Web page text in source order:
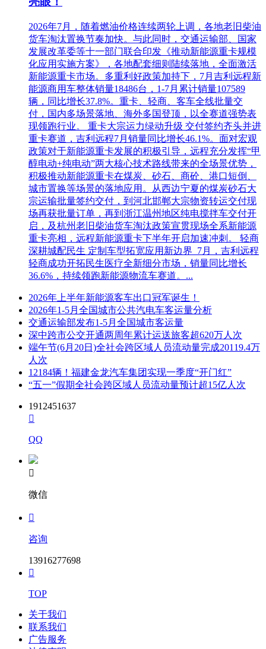
名称：
eps.shmetro.com及中国招标投标公共服务平台
www.cebpubservice.com上发布。
2026年7月，随着燃油价格连续两轮上调，各地老旧柴油
货车淘汰置换节奏加快。与此同时，交通运输部、国家
发展改革委等十一部门联合印发《推动新能源重卡规模
化应用实施方案》，各地配套细则陆续落地，全面激活
新能源重卡市场。多重利好政策加持下，7月吉利远程新
能源商用车整体销量18486台，1-7月累计销量107589
辆，同比增长37.8%。重卡、轻商、客车全线批量交
付，国内多场景落地、海外多国登顶，以全赛道强势表
现领跑行业。 重卡大宗运力绿动升级 交付签约齐头并进
重卡赛道，吉利远程7月销量同比增长46.1%。面对宏观
政策对于新能源重卡发展的积极引导，远程充分发挥“甲
醇电动+纯电动”两大核心技术路线带来的全场景优势，
积极推动新能源重卡在煤炭、砂石、商砼、港口短倒、
城市置换等场景的落地应用。从西边宁夏的煤炭砂石大
宗运输批量签约交付，到河北邯郸大宗物资转运交付现
场再获批量订单，再到浙江温州地区纯电搅拌车交付开
启，及杭州老旧柴油货车淘汰政策宣贯现场全系新能源
重卡亮相，远程新能源重卡下半年开启加速冲刺。 轻商
深耕城配民生 定制车型拓宽应用新边界 7月，吉利远程
轻商成功开拓民生医疗全新细分市场，销量同比增长
36.6%，持续领跑新能源物流车赛道。...
2026年上半年新能源客车出口冠军诞生！
2026年1-5月全国城市公共汽电车客运量分析
交通运输部发布1-5月全国城市客运量
深中跨市公交开通两周年累计运送旅客超620万人次
端午节(6月20日)全社会跨区域人员流动量完成20119.4万
人次
12184辆！福建金龙汽车集团实现一季度“开门红”
“五一”假期全社会跨区域人员流动量预计超15亿人次
1912451637

QQ

微信

咨询
13916277698

TOP
关于我们
联系我们
广告服务